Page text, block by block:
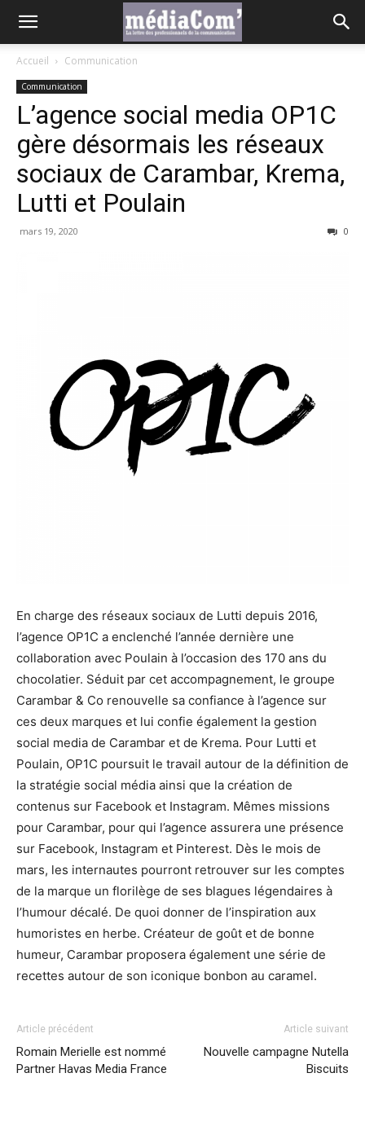
Accueil Communication
Communication
L’agence social media OP1C
gère désormais les réseaux
sociaux de Carambar, Krema,
Lutti et Poulain
mars 19, 2020 0
En charge des réseaux sociaux de Lutti depuis 2016,
l’agence OP1C a enclenché l’année dernière une
collaboration avec Poulain à l’occasion des 170 ans du
chocolatier. Séduit par cet accompagnement, le groupe
Carambar & Co renouvelle sa confiance à l’agence sur
ces deux marques et lui confie également la gestion
social media de Carambar et de Krema. Pour Lutti et
Poulain, OP1C poursuit le travail autour de la définition de
la stratégie social média ainsi que la création de
contenus sur Facebook et Instagram. Mêmes missions
pour Carambar, pour qui l’agence assurera une présence
sur Facebook, Instagram et Pinterest. Dès le mois de
mars, les internautes pourront retrouver sur les comptes
de la marque un florilège de ses blagues légendaires à
l’humour décalé. De quoi donner de l’inspiration aux
humoristes en herbe. Créateur de goût et de bonne
humeur, Carambar proposera également une série de
recettes autour de son iconique bonbon au caramel.
Article précédent
Romain Merielle est nommé
Partner Havas Media France
Article suivant
Nouvelle campagne Nutella
Biscuits